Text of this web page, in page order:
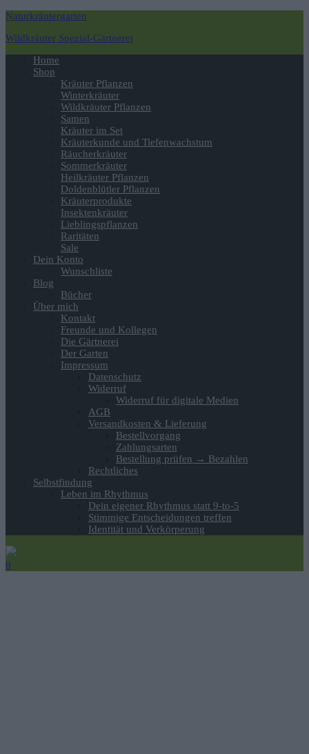
Naturkräutergarten
Wildkräuter Spezial-Gärtnerei
Navigation
umschalten
Home
Shop
Kräuter Pflanzen
Winterkräuter
Wildkräuter Pflanzen
Samen
Kräuter im Set
Kräuterkunde und Tiefenwachstum
Räucherkräuter
Sommerkräuter
Heilkräuter Pflanzen
Doldenblütler Pflanzen
Kräuterprodukte
Insektenkräuter
Lieblingspflanzen
Raritäten
Sale
Dein Konto
Wunschliste
Blog
Bücher
Über mich
Kontakt
Freunde und Kollegen
Die Gärtnerei
Der Garten
Impressum
Datenschutz
Widerruf
Widerruf für digitale Medien
AGB
Versandkosten & Lieferung
Bestellvorgang
Zahlungsarten
Bestellung prüfen → Bezahlen
Rechtliches
Selbstfindung
Leben im Rhythmus
Dein eigener Rhythmus statt 9-to-5
Stimmige Entscheidungen treffen
Identität und Verkörperung
0